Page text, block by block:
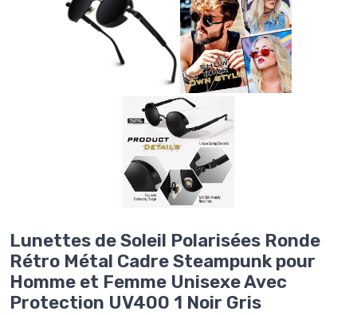
Lunettes de Soleil Polarisées Ronde
Rétro Métal Cadre Steampunk pour
Homme et Femme Unisexe Avec
Protection UV400 1 Noir Gris